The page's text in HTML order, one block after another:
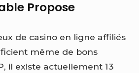
Propose
de casino en ligne affiliés
même de bons
il existe actuellement 13